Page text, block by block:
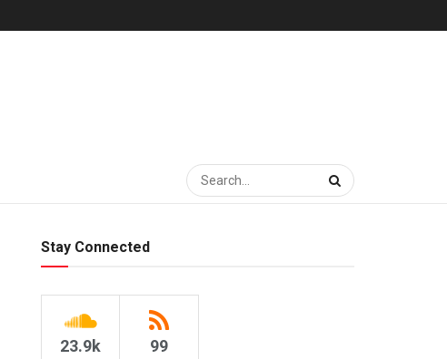
Stay Connected
23.9k 99